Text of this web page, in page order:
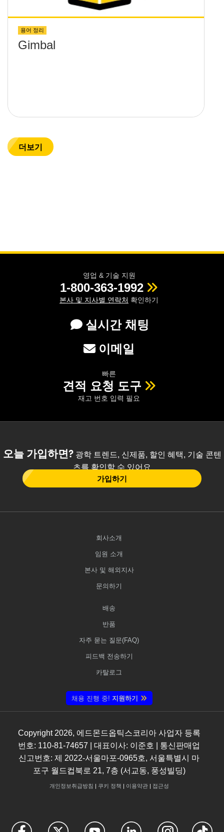
용어 정리
Gimbal
더보기
영업 & 기술 지원
1-800-363-1992
본사 및 지사별 연락처 확인하기
실시간 채팅
이메일
빠른
견적 요청 도구
재고 번호 입력 필요
오늘 가입하면?광학 트렌드, 신제품, 할인 혜택, 기술 콘텐
츠를 확인할 수 있어요
가입하기
회사소개
임원 소개
본사 및 해외지사
문의하기
배송
반품
자주 묻는 질문(FAQ)
피드백 전송하기
카탈로그
채용 진행 중! 지원하기
Copyright 2026, 에드몬드옵틱스코리아 사업자 등록
번호: 110-81-74657 | 대표이사: 이준호 | 통신판매업
신고번호: 제 2022-서울마포-0965호, 서울특별시 마
포구 월드컵북로 21, 7층 (서교동, 풍성빌딩)
개인정보취급방침 | 쿠키 정책 | 이용약관| 접근성